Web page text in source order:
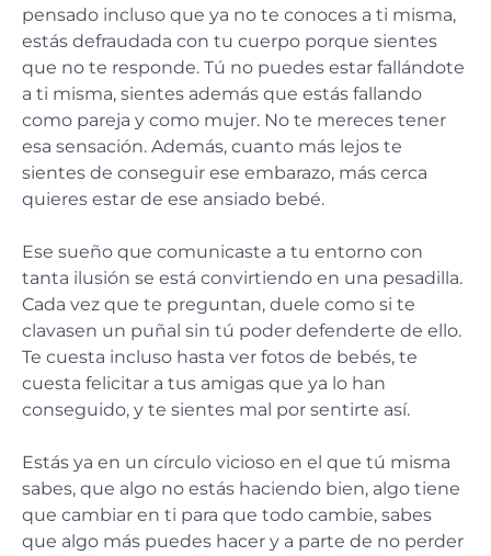
pensado incluso que ya no te conoces a ti misma,
estás defraudada con tu cuerpo porque sientes
que no te responde. Tú no puedes estar fallándote
a ti misma, sientes además que estás fallando
como pareja y como mujer. No te mereces tener
esa sensación. Además, cuanto más lejos te
sientes de conseguir ese embarazo, más cerca
quieres estar de ese ansiado bebé.
Ese sueño que comunicaste a tu entorno con
tanta ilusión se está convirtiendo en una pesadilla.
Cada vez que te preguntan, duele como si te
clavasen un puñal sin tú poder defenderte de ello.
Te cuesta incluso hasta ver fotos de bebés, te
cuesta felicitar a tus amigas que ya lo han
conseguido, y te sientes mal por sentirte así.
Estás ya en un círculo vicioso en el que tú misma
sabes, que algo no estás haciendo bien, algo tiene
que cambiar en ti para que todo cambie, sabes
que algo más puedes hacer y a parte de no perder